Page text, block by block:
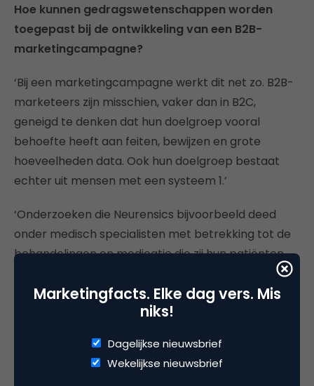
Hoe kunnen gedragswetenschappen worden
toegepast bij de ontwikkeling van een B2B-
marketingcampagne?
‘Bij een marketingcampagne werkt dit net zo. B2B-
marketeers zijn misschien, vaker dan in B2C,
geneigd te denken dat hun doelgroep vooral
behoefte heeft aan feiten, bewijzen en grote
hoeveelheden data. Ook hun doelgroep bestaat
echter uit mensen met een systeem 1.’
‘Onderzoeken die Neurensics bijvoorbeeld deed
onder medisch specialisten met betrekking tot de
behandelingen en medicatie die zjj hun patiënten
cognition– neurale netwerken die betrokken zijn bij
het leren hoe informatie samenhangt met primaire
Marketingfacts. Elke dag vers. Mis
niks!
Dagelijkse nieuwsbrief
Wekelijkse nieuwsbrief